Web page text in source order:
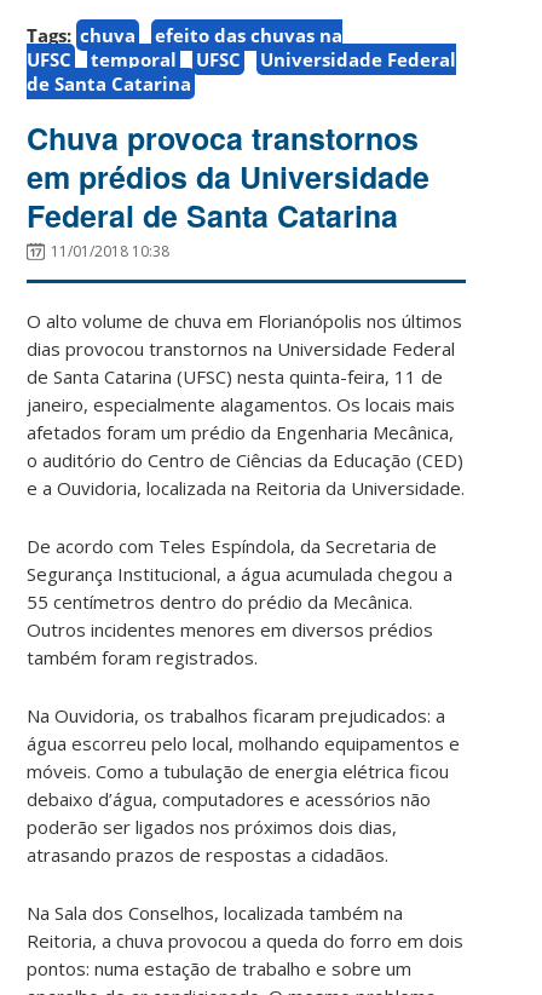
Tags: chuva
efeito das chuvas na
UFSC
temporal UFSC
Universidade Federal
de Santa Catarina
Chuva provoca transtornos
em prédios da Universidade
Federal de Santa Catarina
11/01/2018 10:38
O alto volume de chuva em Florianópolis nos últimos
dias provocou transtornos na Universidade Federal
de Santa Catarina (UFSC) nesta quinta-feira, 11 de
janeiro, especialmente alagamentos. Os locais mais
afetados foram um prédio da Engenharia Mecânica,
o auditório do Centro de Ciências da Educação (CED)
e a Ouvidoria, localizada na Reitoria da Universidade.
De acordo com Teles Espíndola, da Secretaria de
Segurança Institucional, a água acumulada chegou a
55 centímetros dentro do prédio da Mecânica.
Outros incidentes menores em diversos prédios
também foram registrados.
Na Ouvidoria, os trabalhos ficaram prejudicados: a
água escorreu pelo local, molhando equipamentos e
móveis. Como a tubulação de energia elétrica ficou
debaixo d’água, computadores e acessórios não
poderão ser ligados nos próximos dois dias,
atrasando prazos de respostas a cidadãos.
Na Sala dos Conselhos, localizada também na
Reitoria, a chuva provocou a queda do forro em dois
pontos: numa estação de trabalho e sobre um